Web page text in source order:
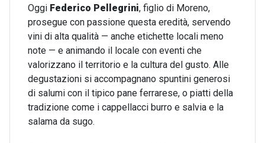
Oggi Federico Pellegrini, figlio di Moreno,
prosegue con passione questa eredità, servendo
vini di alta qualità — anche etichette locali meno
note — e animando il locale con eventi che
valorizzano il territorio e la cultura del gusto. Alle
degustazioni si accompagnano spuntini generosi
di salumi con il tipico pane ferrarese, o piatti della
tradizione come i cappellacci burro e salvia e la
salama da sugo.